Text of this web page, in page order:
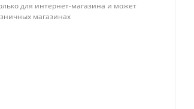
для интернет-магазина и может
магазинах